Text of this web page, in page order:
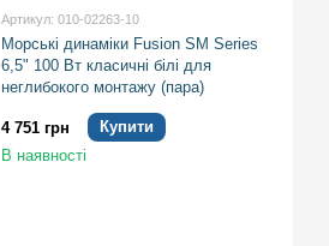
Артикул: 010-02263-10
Морські динаміки Fusion SM Series
6,5" 100 Вт класичні білі для
неглибокого монтажу (пара)
4 751 грн
Купити
В наявності